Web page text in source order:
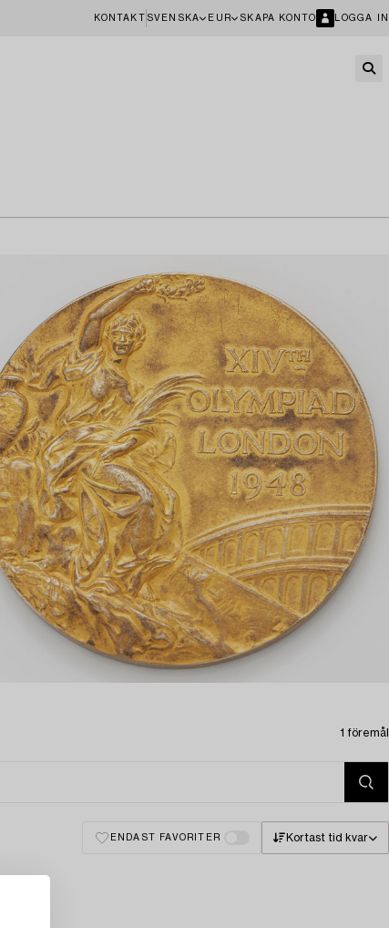
KONTAKT SVENSKA EUR SKAPA KONTO LOGGA IN
1 föremål
ENDAST FAVORITER Kortast tid kvar